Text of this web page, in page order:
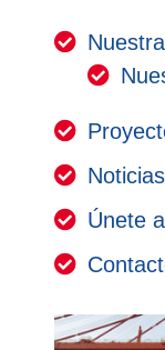
Noticias
Únete